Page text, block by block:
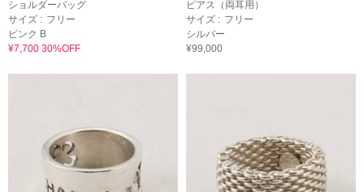
ショルダーバッグ
サイズ : フリー
ピンク B
¥7,700 30%OFF
ピアス（両耳用）
サイズ : フリー
シルバー
¥99,000